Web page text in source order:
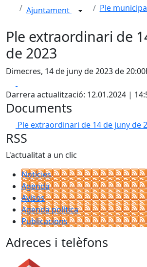
Ajuntament Ple
Ple extraordinari de
de 2023
Dimecres, 14 de juny de 2023 de
Darrera actualització: 12.01.2024 |
Documents
Ple extraordinari de 14 de juny de
RSS
L'actualitat a un clic
Notícies
Agenda
Avisos
Agenda política
Publicacions
Adreces i telèfons